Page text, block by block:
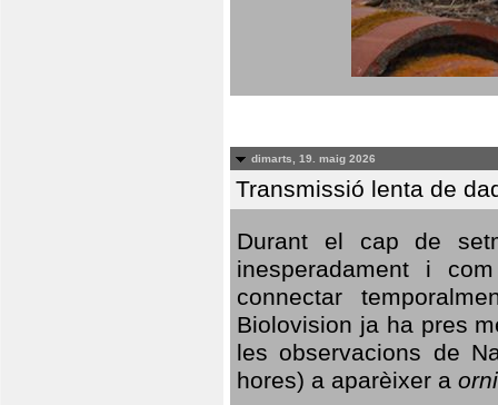
dimarts, 19. maig 2026
Transmissió lenta de
Durant el cap de
inesperadament i
connectar
Biolovision ja ha pres
les observacions de
hores) a aparèixer a